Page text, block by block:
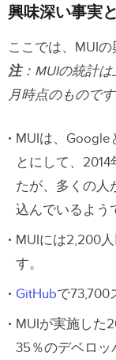
興味深い事実
ここでは、MUI
注：MUIの統計
月時点のものです
MUIは、Google
とにして、
たが、多くの人
込んでいるよう
MUIには2,200
す。
GitHubで73,700
MUIが実施した
35％のデベロッ